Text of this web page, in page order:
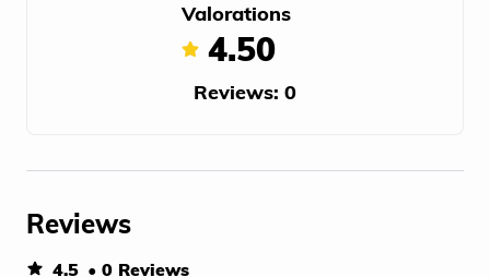
Valorations
4.50
Reviews: 0
Reviews
4.5 • 0 Reviews